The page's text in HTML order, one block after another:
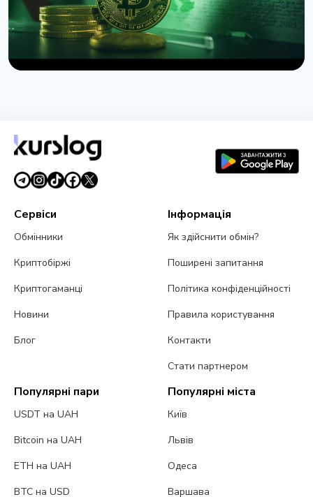
1 серпня 2026 р.4 хв читання
Сервіси
Обмінники
Криптобіржі
Криптогаманці
Новини
Блог
Інформація
Як здійснити обмін?
Поширені запитання
Політика конфіденційності
Правила користування
Контакти
Стати партнером
Популярні пари
USDT на UAH
Bitcoin на UAH
ETH на UAH
BTC на USD
Популярні міста
Київ
Львів
Одеса
Варшава